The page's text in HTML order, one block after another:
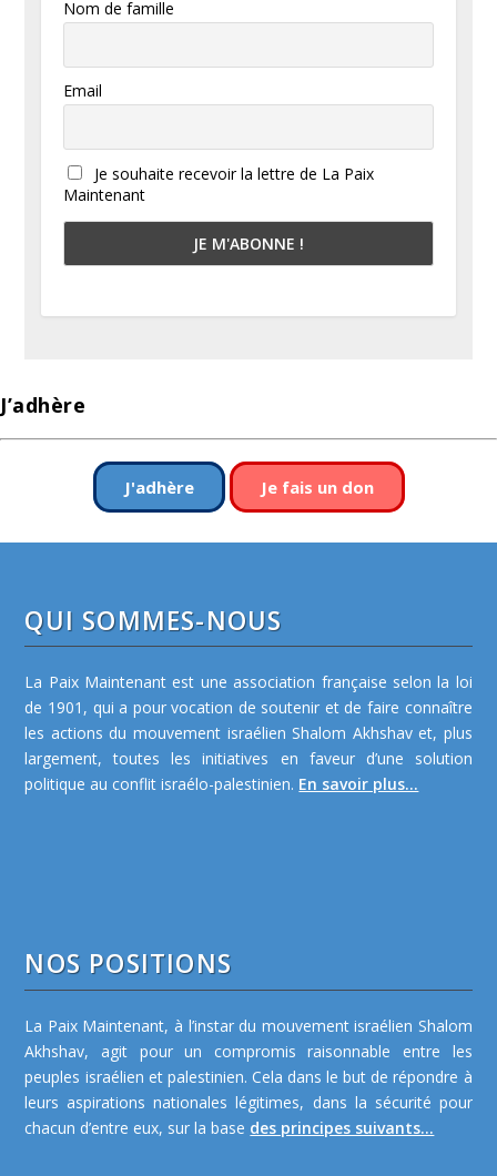
Nom de famille
Email
Je souhaite recevoir la lettre de La Paix
Maintenant
J’adhère
J'adhère Je fais un don
QUI SOMMES-NOUS
La Paix Maintenant est une association française selon la loi
de 1901, qui a pour vocation de soutenir et de faire connaître
les actions du mouvement israélien Shalom Akhshav et, plus
largement, toutes les initiatives en faveur d’une solution
politique au conflit israélo-palestinien. En savoir plus...
NOS POSITIONS
La Paix Maintenant, à l’instar du mouvement israélien Shalom
Akhshav, agit pour un compromis raisonnable entre les
peuples israélien et palestinien. Cela dans le but de répondre à
leurs aspirations nationales légitimes, dans la sécurité pour
chacun d’entre eux, sur la base des principes suivants...